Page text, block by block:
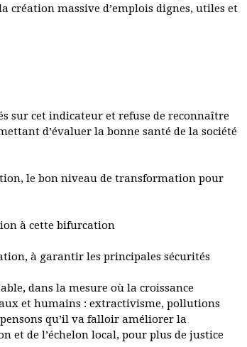
création massive d’emplois dignes, utiles et
sur cet indicateur et refuse de reconnaître
d’évaluer la bonne santé de la société
le bon niveau de transformation pour
à cette bifurcation
à garantir les principales sécurités
dans la mesure où la croissance
et humains : extractivisme, pollutions
qu’il va falloir améliorer la
et de l’échelon local, pour plus de justice